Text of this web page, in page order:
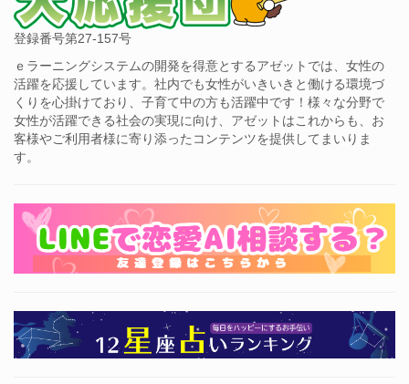
登録番号第27-157号
ｅラーニングシステムの開発を得意とするアゼットでは、女性の
活躍を応援しています。社内でも女性がいきいきと働ける環境づ
くりを心掛けており、子育て中の方も活躍中です！様々な分野で
女性が活躍できる社会の実現に向け、アゼットはこれからも、お
客様やご利用者様に寄り添ったコンテンツを提供してまいりま
す。